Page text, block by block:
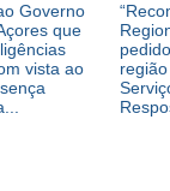
Governo
que
vista ao